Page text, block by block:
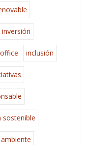
inclusión
sostenible